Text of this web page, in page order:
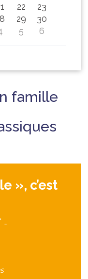
22
23
29
30
5 6
famille
», c’est
…